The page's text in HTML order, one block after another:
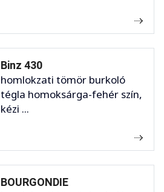
Binz 430
homlokzati tömör burkoló
tégla homoksárga-fehér szín,
kézi ...
BOURGONDIE